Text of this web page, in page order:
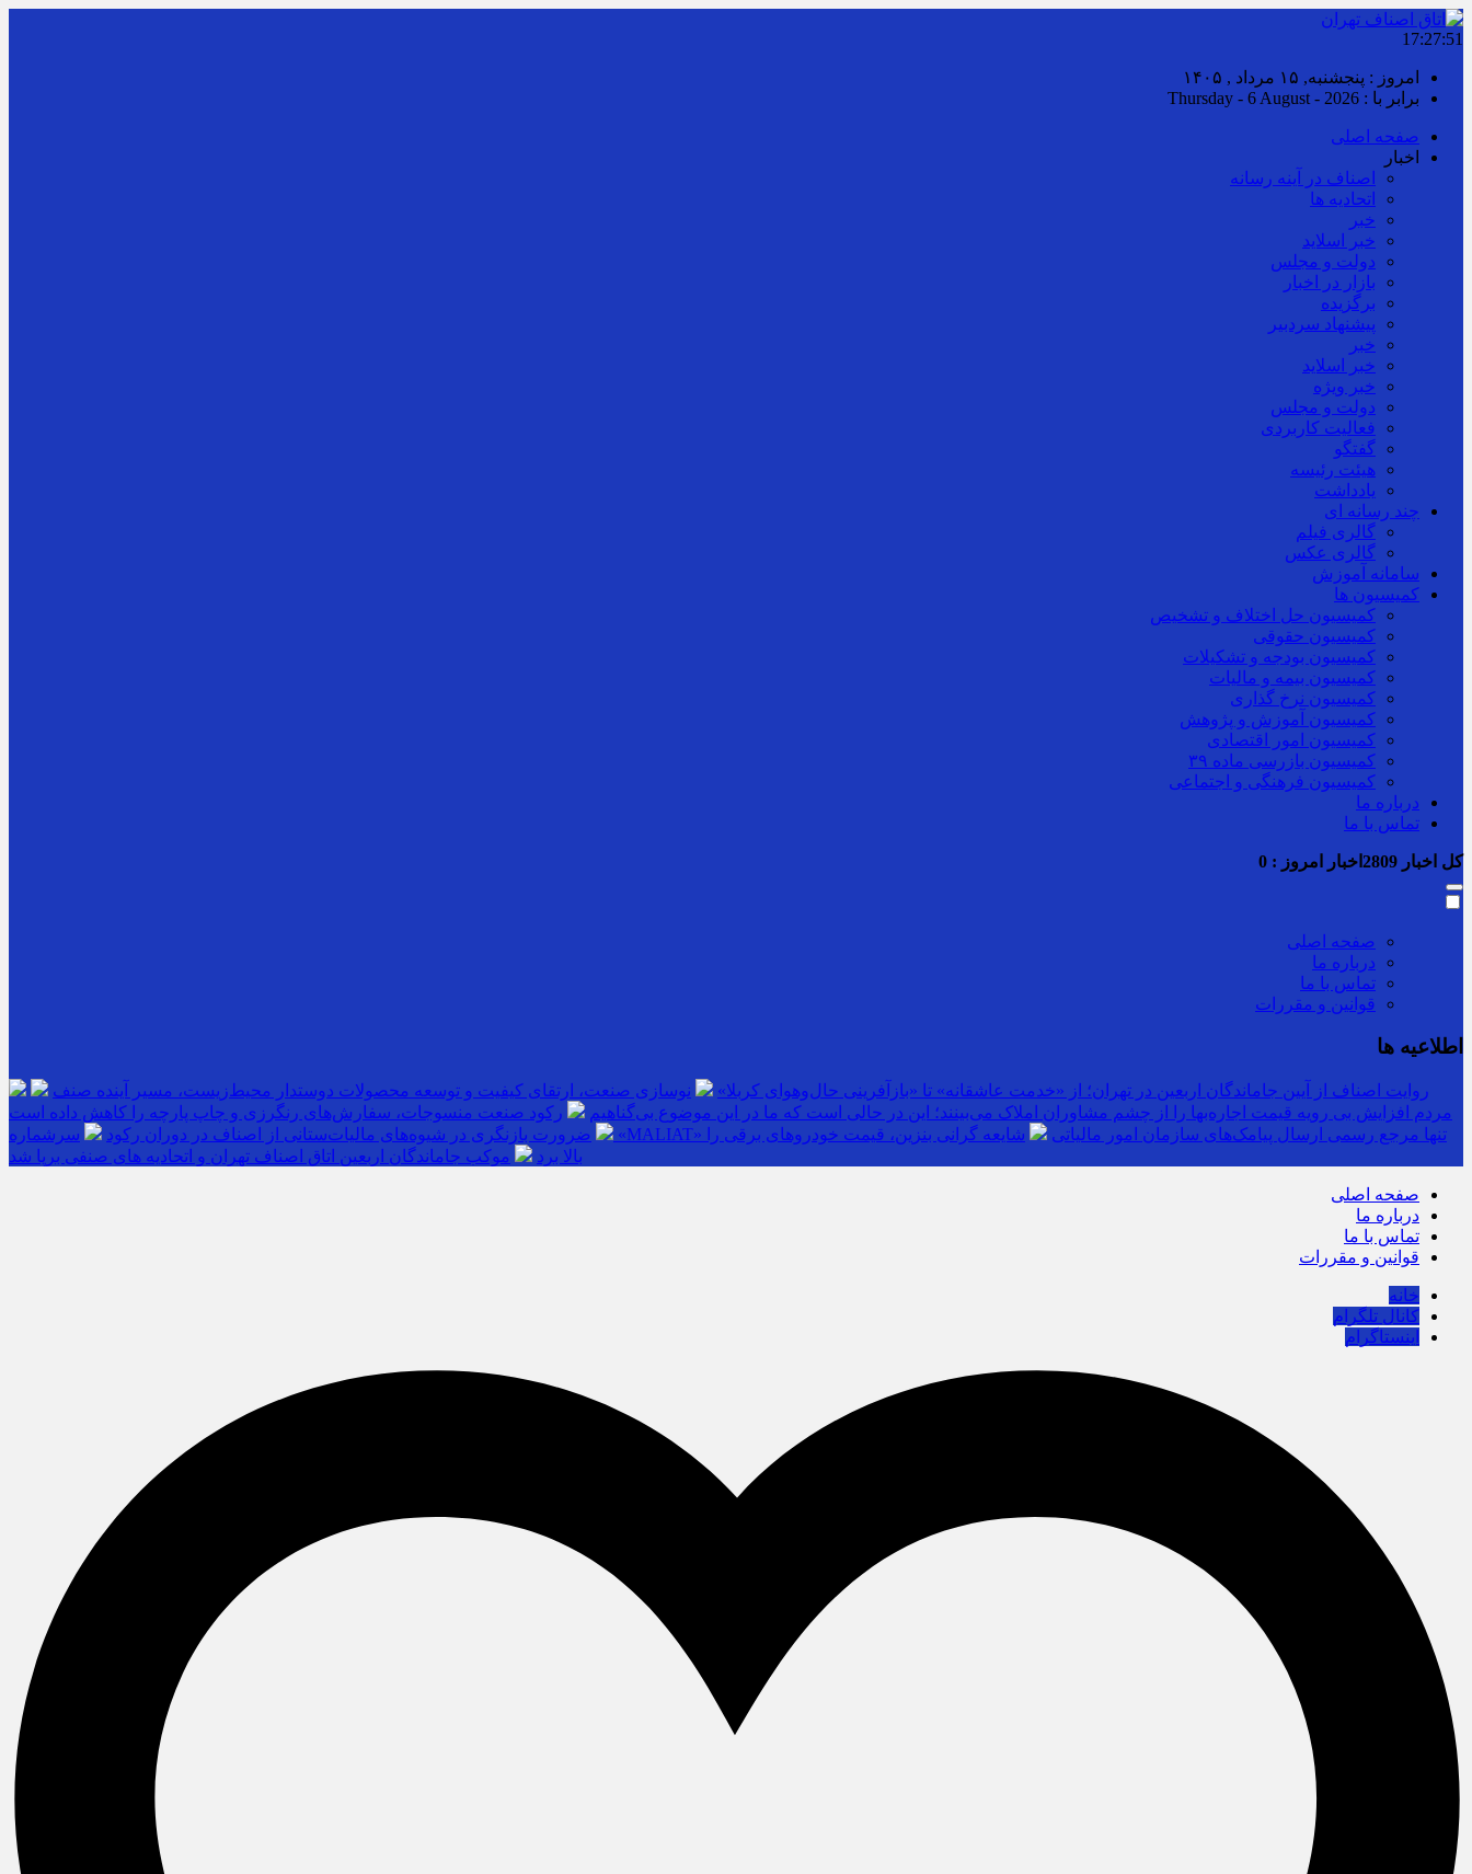
17:27:52
امروز : پنجشنبه, ۱۵ مرداد , ۱۴۰۵
برابر با : Thursday - 6 August - 2026
صفحه اصلی
اخبار
اصناف در آینه رسانه
اتحادیه ها
خبر
خبر اسلايد
دولت و مجلس
بازار در اخبار
برگزیده
پیشنهاد سردبیر
خبر
خبر اسلايد
خبر ویژه
دولت و مجلس
فعالیت کاربردی
گفتگو
هیئت رئیسه
یادداشت
چند رسانه ای
گالری فیلم
گالری عکس
سامانه آموزش
کمیسیون ها
کمیسیون حل اختلاف و تشخیص
کمیسیون حقوقی
کمیسیون بودجه و تشکیلات
کمیسیون بیمه و مالیات
کمیسیون نرخ گذاری
کمیسیون آموزش و پژوهش
کمیسیون امور اقتصادی
کمیسیون بازرسی ماده ۳۹
کمیسیون فرهنگی و اجتماعی
درباره ما
تماس با ما
کل اخبار اخبار امروز : 0
صفحه اصلی
درباره ما
تماس با ما
قوانین و مقررات
اطلاعیه ها
روایت اصناف از آیین جاماندگان اربعین در تهران؛ از «خدمت عاشقانه» تا «بازآفرینی حال‌وهوای کربلا»
نوسازی صنعت، ارتقای کیفیت و توسعه محصولات دوستدار محیط‌زیست، مسیر آینده صنف
مردم افزایش بی رویه قیمت اجاره‌بها را از چشم مشاوران املاک می‌بینند؛ این در حالی است که ما در این موضوع بی‌گناهیم
رکود صنعت منسوجات، سفارش‌های رنگرزی و چاپ پارچه را کاهش داده است
ضرورت بازنگری در شیوه‌های مالیات‌ستانی از اصناف در دوران رکود
سرشماره «MALIAT» تنها مرجع رسمی ارسال پیامک‌های سازمان امور مالیاتی
شایعه گرانی بنزین، قیمت خودروهای برقی را
بالا برد
موکب جاماندگان اربعین اتاق اصناف تهران و اتحادیه های صنفی برپا شد
صفحه اصلی
درباره ما
تماس با ما
قوانین و مقررات
خانه
کانال تلگرام
اینستاگرام